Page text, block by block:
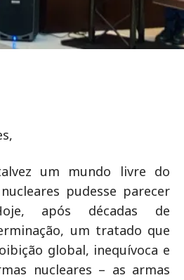
um mundo livre do
pudesse parecer
após décadas de
um tratado que
global, inequívoca e
nucleares – as armas